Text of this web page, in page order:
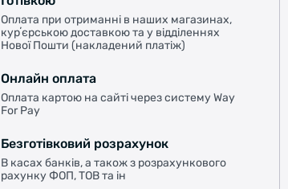
Оплата при отриманні в наших магазинах,
курʼєрською доставкою та у відділеннях
Нової Пошти (накладений платіж)
Онлайн оплата
Оплата картою на сайті через систему Way
For Pay
Безготівковий розрахунок
В касах банків, а також з розрахункового
рахунку ФОП, ТОВ та ін